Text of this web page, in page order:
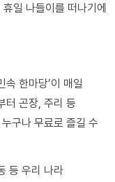
일 나들이를 떠나기에
속 한마당’이 매일
터 곤장, 주리 등
구나 무료로 즐길 수
등 우리 나라